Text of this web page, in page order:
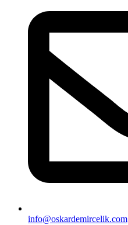
info@oskardemircelik.com